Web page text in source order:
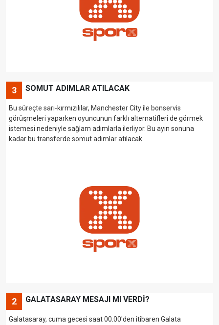
3 SOMUT ADIMLAR ATILACAK
Bu süreçte sarı-kırmızılılar, Manchester City ile bonservis
görüşmeleri yaparken oyuncunun farklı alternatifleri de görmek
istemesi nedeniyle sağlam adımlarla ilerliyor. Bu ayın sonuna
kadar bu transferde somut adımlar atılacak.
2 GALATASARAY MESAJI MI VERDİ?
Galatasaray, cuma gecesi saat 00.00'den itibaren Galata